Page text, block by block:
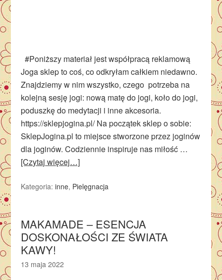
#Poniższy materiał jest współpracą reklamową
Joga sklep to coś, co odkryłam całkiem niedawno.
Znajdziemy w nim wszystko, czego potrzeba na
kolejną sesję jogi: nową matę do jogi, koło do jogi,
poduszkę do medytacji i inne akcesoria.
https://sklepjogina.pl/ Na początek sklep o sobie:
SklepJogina.pl to miejsce stworzone przez joginów
dla joginów. Codziennie inspiruje nas miłość …
[Czytaj więcej…]
Kategoria:inne, Pielęgnacja
MAKAMADE – ESENCJA
DOSKONAŁOŚCI ZE ŚWIATA
KAWY!
13 maja 2022